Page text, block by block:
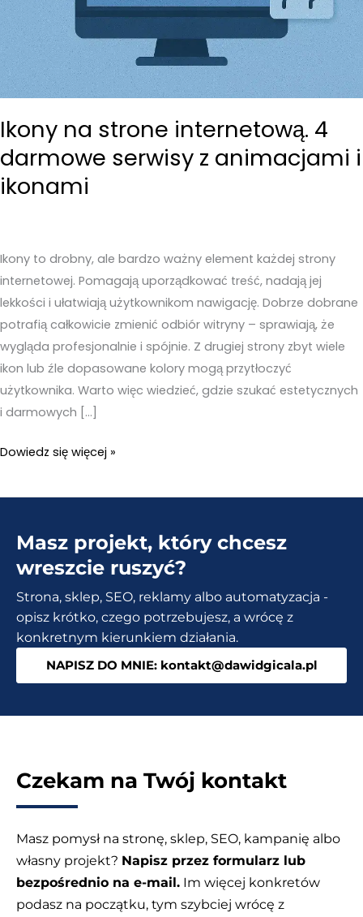
Ikony na strone internetową. 4
darmowe serwisy z animacjami i
ikonami
Ikony to drobny, ale bardzo ważny element każdej strony
internetowej. Pomagają uporządkować treść, nadają jej
lekkości i ułatwiają użytkownikom nawigację. Dobrze dobrane
potrafią całkowicie zmienić odbiór witryny – sprawiają, że
wygląda profesjonalnie i spójnie. Z drugiej strony zbyt wiele
ikon lub źle dopasowane kolory mogą przytłoczyć
użytkownika. Warto więc wiedzieć, gdzie szukać estetycznych
i darmowych […]
Ikony
strone
darmowe
animacjami
Dowiedz się więcej »
Masz projekt, który chcesz
wreszcie ruszyć?
Strona, sklep, SEO, reklamy albo automatyzacja -
opisz krótko, czego potrzebujesz, a wrócę z
konkretnym kierunkiem działania.
NAPISZ DO MNIE: kontakt@dawidgicala.pl
Czekam na Twój kontakt
Masz pomysł na stronę, sklep, SEO, kampanię albo
własny projekt? Napisz przez formularz lub
bezpośrednio na e-mail. Im więcej konkretów
podasz na początku, tym szybciej wrócę z